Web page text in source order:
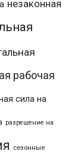
незаконная
рабочая
сила на
разрешение на
сезонные